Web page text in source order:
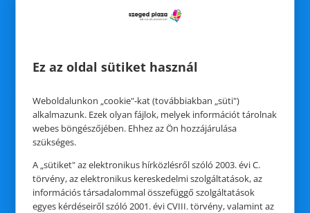
UTAZÁS NYERTESE:
NYERTESE:
Tóth Attila
Ez az oldal sütiket használ
Weboldalunkon „cookie"-kat (továbbiakban „süti")
alkalmazunk. Ezek olyan fájlok, melyek információt tárolnak
webes böngészőjében. Ehhez az Ön hozzájárulása
szükséges.
A „sütiket" az elektronikus hírközlésről szóló 2003. évi C.
törvény, az elektronikus kereskedelmi szolgáltatások, az
információs társadalommal összefüggő szolgáltatások
egyes kérdéseiről szóló 2001. évi CVIII. törvény, valamint az